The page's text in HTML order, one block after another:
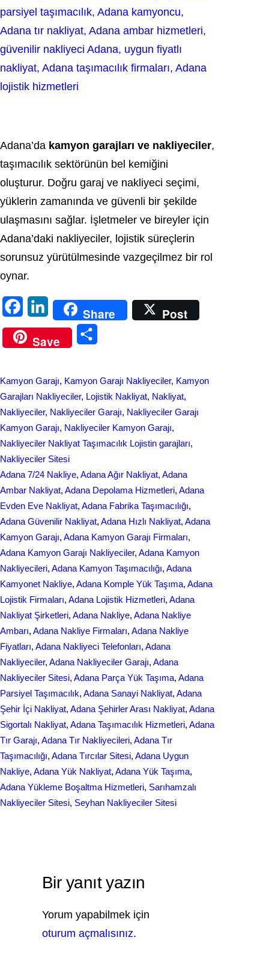
parsiyel taşımacılık, Adana kamyoncu,
Adana tır nakliyat, Adana ambar hizmetleri,
güvenilir nakliyeci Adana, uygun fiyatlı
nakliyat, Adana taşımacılık firmaları, Adana
lojistik hizmetleri
Adana’da kamyon garajları ve nakliyeciler,
taşımacılık sektörünün bel kemiğini
oluşturur. Doğru garaj ve nakliyeci seçimi,
yüklerin zamanında ve güvenli bir şekilde
ulaşmasını sağlar. İşletmeler ve bireyler için
Adana’daki nakliyeciler, lojistik süreçlerin
sorunsuz yürütülmesinde vazgeçilmez bir rol
oynar.
a
c
o
o
k
i
n
d
I
n
Share
Post
Save
r
e
Kamyon Garajı, Kamyon Garajı Nakliyeciler, Kamyon
Garajları Nakliyeciler, Lojistik Nakliyat, Nakliyat
Nakliyeciler, Nakliyeciler Garajı, Nakliyeciler Garajı
Kamyon Garajı, Nakliyeciler Kamyon Garajı
Nakliyeciler Nakliyat Taşımacılık Lojistin garajları
Nakliyeciler Sitesi
Adana 7/24 Nakliye, Adana Ağır Nakliyat, Adana
Ambar Nakliyat, Adana Depolama Hizmetleri, Adana
Evden Eve Nakliyat, Adana Fabrika Taşımacılığı
Adana Güvenilir Nakliyat, Adana Hızlı Nakliyat, Adana
Kamyon Garajı, Adana Kamyon Garajı Firmaları
Adana Kamyon Garajı Nakliyeciler, Adana Kamyon
Nakliyecileri, Adana Kamyon Taşımacılığı, Adana
Kamyonet Nakliye, Adana Komple Yük Taşıma, Adana
Lojistik Firmaları, Adana Lojistik Hizmetleri, Adana
Nakliyat Şirketleri, Adana Nakliye, Adana Nakliye
Ambarı, Adana Nakliye Firmaları, Adana Nakliye
Fiyatları, Adana Nakliyeci Telefonları, Adana
Nakliyeciler, Adana Nakliyeciler Garajı, Adana
Nakliyeciler Sitesi, Adana Parça Yük Taşıma, Adana
Parsiyel Taşımacılık, Adana Sanayi Nakliyat, Adana
Şehir İçi Nakliyat, Adana Şehirler Arası Nakliyat, Adana
Sigortalı Nakliyat, Adana Taşımacılık Hizmetleri, Adana
Tır Garajı, Adana Tır Nakliyecileri, Adana Tır
Taşımacılığı, Adana Tırcılar Sitesi, Adana Uygun
Nakliye, Adana Yük Nakliyat, Adana Yük Taşıma
Adana Yükleme Boşaltma Hizmetleri, Sarıhamzalı
Nakliyeciler Sitesi, Seyhan Nakliyeciler Sitesi
Bir yanıt yazın
Yorum yapabilmek için
oturum açmalısınız.